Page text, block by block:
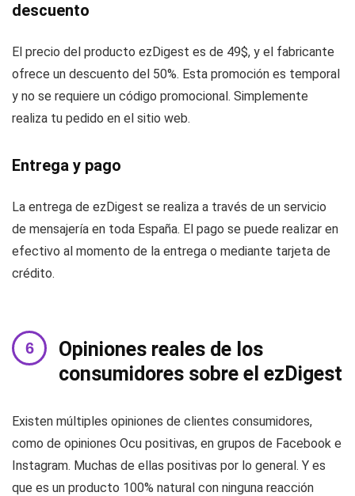
descuento
El precio del producto ezDigest es de 49$, y el fabricante
ofrece un descuento del 50%. Esta promoción es temporal
y no se requiere un código promocional. Simplemente
realiza tu pedido en el sitio web.
Entrega y pago
La entrega de ezDigest se realiza a través de un servicio
de mensajería en toda España. El pago se puede realizar en
efectivo al momento de la entrega o mediante tarjeta de
crédito.
Opiniones reales de los
consumidores sobre el ezDigest
Existen múltiples opiniones de clientes consumidores,
como de opiniones Ocu positivas, en grupos de Facebook e
Instagram. Muchas de ellas positivas por lo general. Y es
que es un producto 100% natural con ninguna reacción